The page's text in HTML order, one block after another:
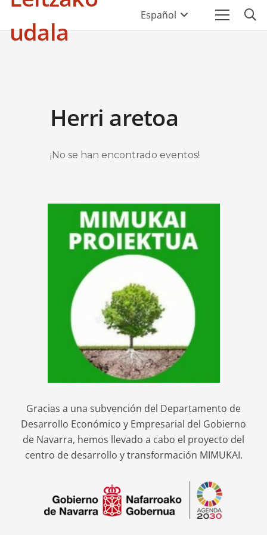
udala
Español
Herri aretoa
¡No se han encontrado eventos!
Gracias a una subvención del Departamento de
Desarrollo Económico y Empresarial del Gobierno
de Navarra, hemos llevado a cabo el proyecto del
centro de desarrollo y transformación MIMUKAI.